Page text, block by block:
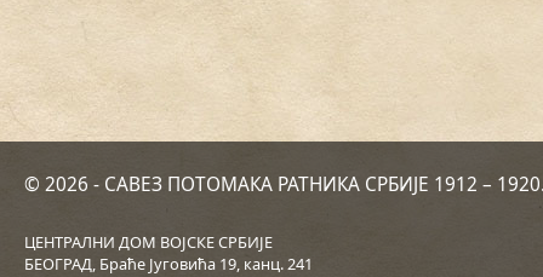
© 2026 - САВЕЗ ПОТОМАКА РАТНИКА СРБИЈЕ 1912 –
ЦЕНТРАЛНИ ДОМ ВОЈСКЕ СРБИЈЕ
БЕОГРАД, Браће Југовића 19, канц. 241